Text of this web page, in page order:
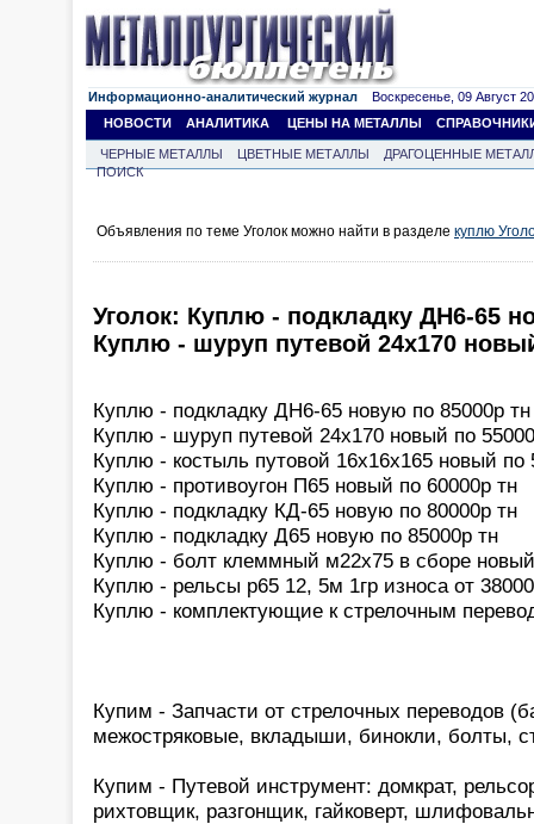
Информационно-аналитический журнал Воскресенье, 09 Август
НОВОСТИ
АНАЛИТИКА ЦЕНЫ НА МЕТАЛЛЫ
ЧЕРНЫЕ МЕТАЛЛЫ ЦВЕТНЫЕ МЕТАЛЛЫ
ДРАГОЦЕННЫЕ
ПОИСК
Объявления по теме Уголок можно найти в разделе куплю
Уголок: Куплю - подкладку ДН6-65
Куплю - шуруп путевой 24х170
Куплю - подкладку ДН6-65 новую по 85000р тн
Куплю - шуруп путевой 24х170 новый по
Куплю - костыль путовой 16х16х165 новый по
Куплю - противоугон П65 новый по 60000р тн
Куплю - подкладку КД-65 новую по 80000р тн
Куплю - подкладку Д65 новую по 85000р тн
Куплю - болт клеммный м22х75 в сборе
Куплю - рельсы р65 12, 5м 1гр износа от
Куплю - комплектующие к стрелочным
Купим - Запчасти от стрелочных переводов
межостряковые, вкладыши, бинокли, болты,
Купим - Путевой инструмент: домкрат,
рихтовщик, разгонщик, гайковерт,